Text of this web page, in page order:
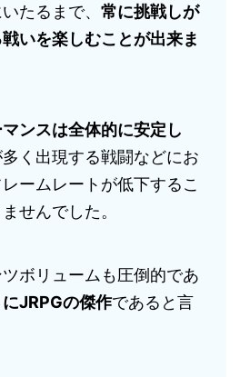
たるまで、 常に挑戦しが
いを楽しむことが出来ま
ンスは全体的に安定し
く出現する戦闘などにお
ームレートが低下するこ
せんでした。
ボリュームも圧倒的であ
にJRPGの傑作であると言